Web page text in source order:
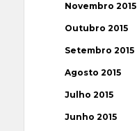
Novembro 2015
Outubro 2015
Setembro 2015
Agosto 2015
Julho 2015
Junho 2015